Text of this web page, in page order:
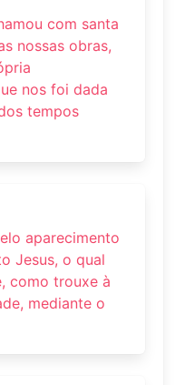
com santa
nossas obras,
nos foi dada
tempos
aparecimento
Jesus, o qual
como trouxe à
mediante o